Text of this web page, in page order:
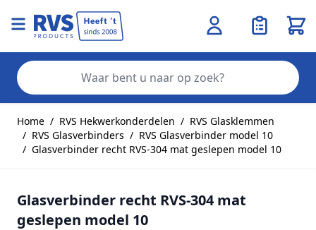
Home / RVS Hekwerkonderdelen / RVS Glasklemmen
/ RVS Glasverbinders / RVS Glasverbinder model 10
/ Glasverbinder recht RVS-304 mat geslepen model 10
Glasverbinder recht RVS-304 mat
geslepen model 10